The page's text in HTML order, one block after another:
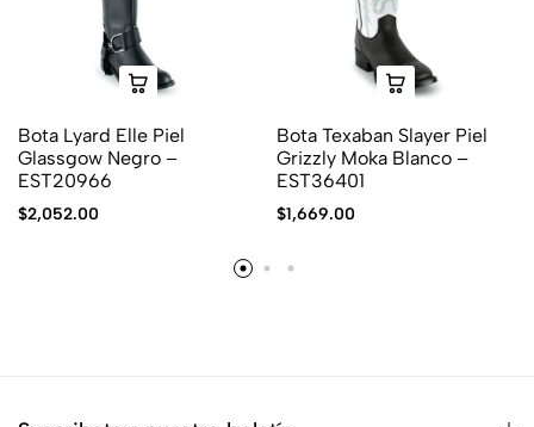
Bota Lyard Elle Piel
Glassgow Negro –
EST20966
$2,052.00
Bota Texaban Slayer Piel
Grizzly Moka Blanco –
EST36401
$1,669.00